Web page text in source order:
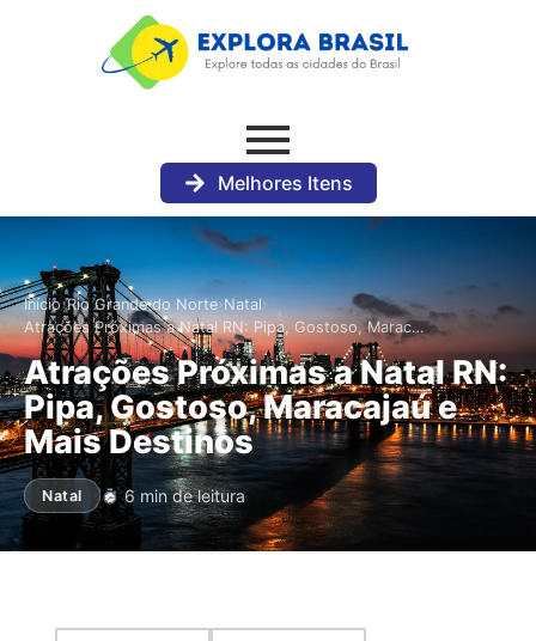
Melhores Itens
Início›Rio Grande do Norte›Natal›
Atrações Próximas a Natal RN: Pipa, Gostoso, Marac…
Atrações Próximas a Natal RN:
Pipa, Gostoso, Maracajaú e
Mais Destinos
Natal 6 min de leitura